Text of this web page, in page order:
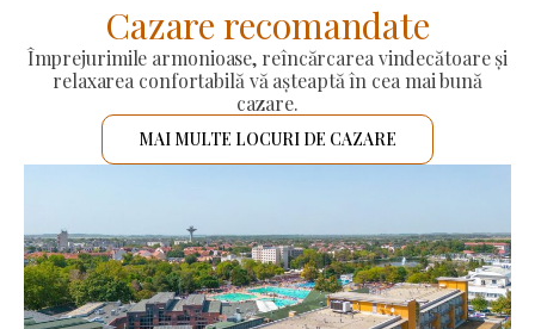
Cazare recomandate
Împrejurimile armonioase, reîncărcarea vindecătoare și
relaxarea confortabilă vă așteaptă în cea mai bună
cazare.
MAI MULTE LOCURI DE CAZARE